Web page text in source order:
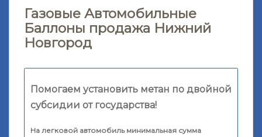
Газовые Автомобильные
Баллоны продажа Нижний
Новгород
Помогаем установить метан по двойной
субсидии от государства!
На легковой автомобиль минимальная сумма